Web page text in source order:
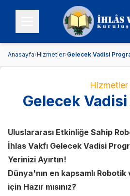
Anasayfa›Hizmetler›Gelecek Vadisi
Hizmetler
Gelecek Vadisi
Uluslararası Etkinliğe Sahip
İhlas Vakfı Gelecek Vadisi
Yerinizi Ayırtın!
Dünya'nın en kapsamlı
için Hazır mısınız?